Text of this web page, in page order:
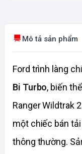
Mô tả sản phẩm
Ford trình làng
Bi Turbo, biến
Ranger Wildtrak
một chiếc bán
thông thường.